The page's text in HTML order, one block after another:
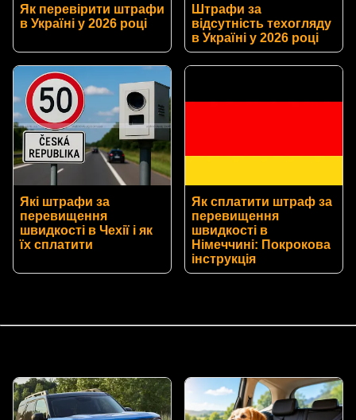
Як перевірити штрафи
в Україні у 2026 році
Штрафи за
відсутність техогляду
в Україні у 2026 році
Які штрафи за
перевищення
швидкості в Чехії і як
їх сплатити
Як сплатити штраф за
перевищення
швидкості в
Німеччині: Покрокова
інструкція